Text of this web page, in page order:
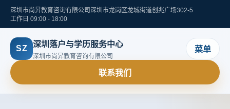
深圳市尚昇教育咨询有限公司 深圳市龙岗区龙城街道创兆广场302-5
工作日 09:00 - 18:00
SZ 深圳落户与学历服务中心
深圳市尚昇教育咨询有限公司
菜单
联系我们